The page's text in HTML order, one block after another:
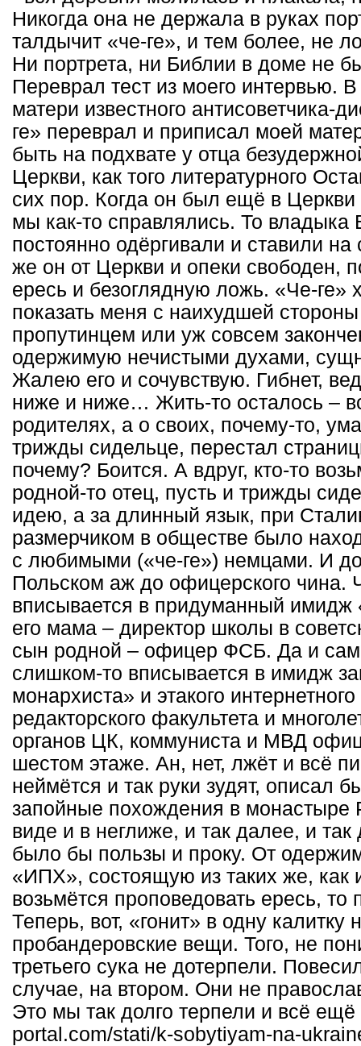
Никогда она не держала в руках
талдычит «че-ге», и тем более, не
Ни портрета, ни Библии в доме не
Переврал тест из моего интервью.
матери известного антисоветчика-
ге» переврал и приписал моей
быть на подхвате у отца
Церкви, как того литературного
сих пор. Когда он был ещё в
мы как-то справлялись. То владыка
постоянно одёргивали и ставили
же он от Церкви и опеки свободен,
ересь и безоглядную ложь. «Че-ге»
показать меня с наихудшей
пропутинцем или уж совсем
одержимую нечистыми духами,
Жалею его и сочувствую. Гибнет,
ниже и ниже… Жить-то осталось –
родителях, а о своих, почему-то,
трижды сидельце, перестал
почему? Боится. А вдруг, кто-то
родной-то отец, пусть и трижды
идею, а за длинный язык, при
размерчиком в обществе было
с любимыми («че-ге») немцами. И
Польском аж до офицерского чина.
вписывается в придуманный имидж
его мама – директор школы в
сын родной – офицер ФСБ. Да и сам
слишком-то вписывается в имидж
монархиста» и этакого
редакторского факультета и
органов ЦК, коммуниста и МВД
шестом этаже. Ан, нет, лжёт и всё
неймётся и так руки зудят, описал
запойные похождения в
виде и в неглиже, и так далее, и
было бы пользы и проку. От
«ИПХ», состоящую из таких же, как
возьмётся проповедовать ересь, то
Теперь, вот, «гонит» в одну
пробандеровские вещи. Того, не
третьего сука не дотерпели.
случае, на втором. Они не
Это мы так долго терпели и всё
portal.com/stati/k-sobytiyam-na-